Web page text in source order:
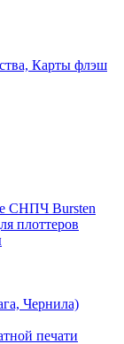
Карты флэш
СНПЧ Bursten
плоттеров
Чернила)
печати